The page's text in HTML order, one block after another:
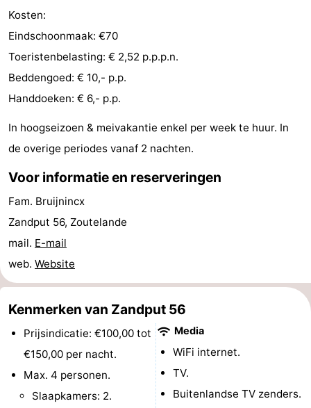
Zoutelande
Actief
Praktisch
Forum
-
Parkeren
Reisboekenwinkel
Medische
Zeeland
Schouwen-
Duiveland
Renesse
Kosten:
Eindschoonmaak: €70
Toeristenbelasting: € 2,52 p.p.p.n.
Beddengoed: € 10,- p.p.
Handdoeken: € 6,- p.p.
In hoogseizoen & meivakantie enkel per week te huur. In
de overige periodes vanaf 2 nachten.
Voor informatie en reserveringen
Fam. Bruijnincx
Zandput 56, Zoutelande
mail. E-mail
web. Website
Kenmerken van Zandput 56
Prijsindicatie: €100,00 tot
€150,00 per nacht.
Max. 4 personen.
Slaapkamers: 2.
Media
WiFi internet.
TV.
Buitenlandse TV zenders.